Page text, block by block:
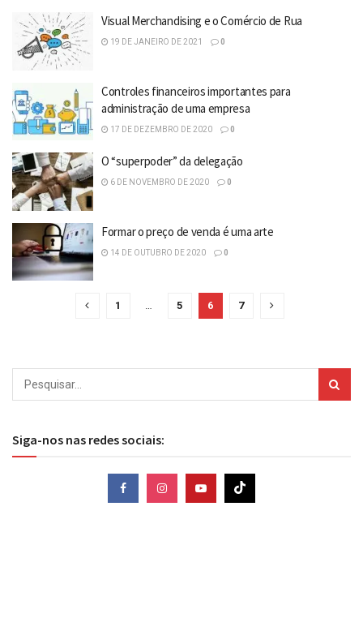
Visual Merchandising e o Comércio de Rua
19 DE JANEIRO DE 2021 0
Controles financeiros importantes para
administração de uma empresa
17 DE DEZEMBRO DE 2020 0
O “superpoder” da delegação
6 DE NOVEMBRO DE 2020 0
Formar o preço de venda é uma arte
14 DE OUTUBRO DE 2020 0
1 … 5 6 7
Siga-nos nas redes sociais: